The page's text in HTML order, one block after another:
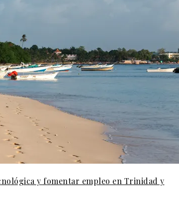
y fomentar empleo en Trinidad y